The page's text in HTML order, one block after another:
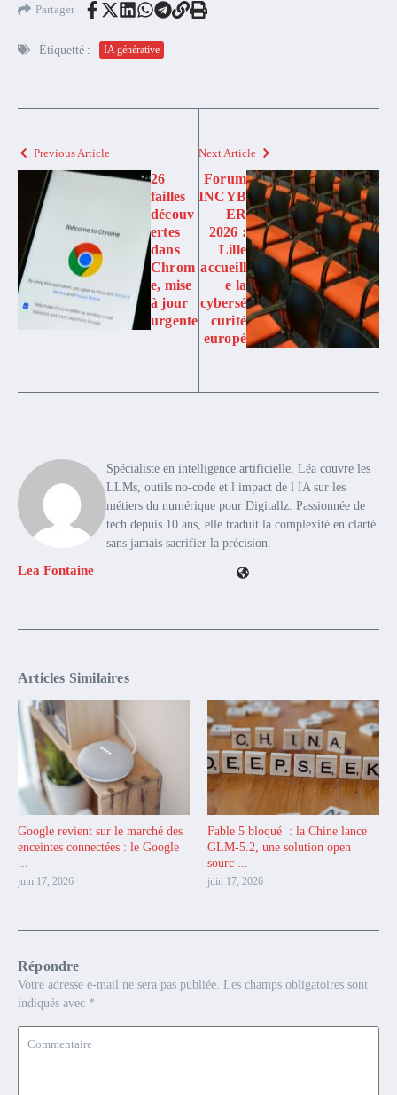
Partager
Étiquetté : IA générative
Previous Article
26
failles
découv
ertes
dans
Chrom
e, mise
à jour
urgente
Next Article
Forum
INCYB
ER
2026 :
Lille
accueill
e la
cybersé
curité
europé
Lea Fontaine
Spécialiste en intelligence artificielle, Léa couvre les
LLMs, outils no-code et l impact de l IA sur les
métiers du numérique pour Digitallz. Passionnée de
tech depuis 10 ans, elle traduit la complexité en clarté
sans jamais sacrifier la précision.
Articles Similaires
Google revient sur le marché des
enceintes connectées : le Google
...
juin 17, 2026
Fable 5 bloqué : la Chine lance
GLM-5.2, une solution open
sourc ...
juin 17, 2026
Répondre
Votre adresse e-mail ne sera pas publiée. Les champs obligatoires sont
indiqués avec *